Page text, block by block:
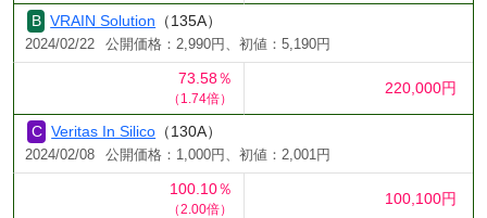
VRAIN Solution （135A）
2024/02/22 公開価格：2,990円、初値：5,190円
73.58％
（1.74倍）
220,000円
Veritas In Silico （130A）
2024/02/08 公開価格：1,000円、初値：2,001円
100.10％
（2.00倍）
100,100円